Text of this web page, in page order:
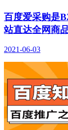
百度爱采购是
站直达全网商
2021-06-03